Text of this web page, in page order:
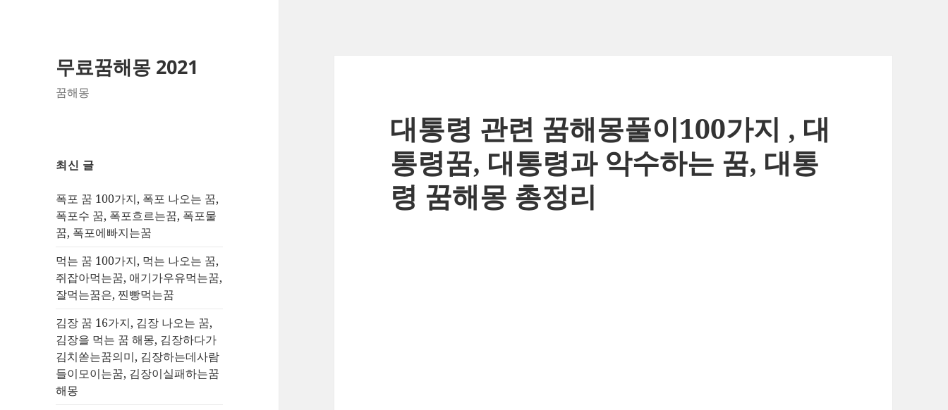
무료꿈해몽 2021
꿈해몽
최신 글
폭포 꿈 100가지, 폭포 나오는 꿈,
폭포수 꿈, 폭포흐르는꿈, 폭포물
꿈, 폭포에빠지는꿈
먹는 꿈 100가지, 먹는 나오는 꿈,
쥐잡아먹는꿈, 애기가우유먹는꿈,
잘먹는꿈은, 찐빵먹는꿈
김장 꿈 16가지, 김장 나오는 꿈,
김장을 먹는 꿈 해몽, 김장하다가
김치쏟는꿈의미, 김장하는데사람
들이모이는꿈, 김장이실패하는꿈
해몽
대통령 관련 꿈해몽풀이100가지 , 대
통령꿈, 대통령과 악수하는 꿈, 대통
령 꿈해몽 총정리